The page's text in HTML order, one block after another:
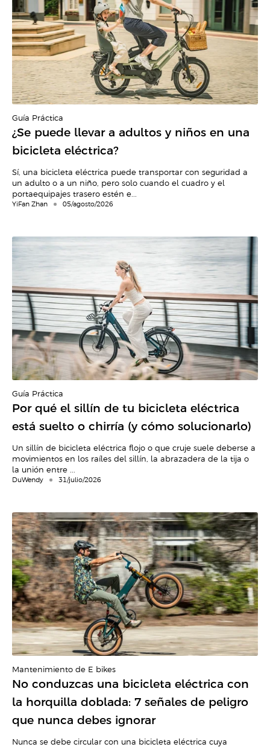
Guía Práctica
¿Se puede llevar a adultos y niños en una
bicicleta eléctrica?
Sí, una bicicleta eléctrica puede transportar con seguridad a
un adulto o a un niño, pero solo cuando el cuadro y el
portaequipajes trasero estén e...
YiFan Zhan 05/agosto/2026
Guía Práctica
Por qué el sillín de tu bicicleta eléctrica
está suelto o chirría (y cómo solucionarlo)
Un sillín de bicicleta eléctrica flojo o que cruje suele deberse a
movimientos en los raíles del sillín, la abrazadera de la tija o
la unión entre ...
DuWendy 31/julio/2026
Mantenimiento de E-bikes
No conduzcas una bicicleta eléctrica con
la horquilla doblada: 7 señales de peligro
que nunca debes ignorar
Nunca se debe circular con una bicicleta eléctrica cuya